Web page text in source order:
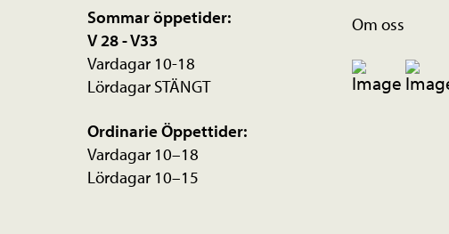
Sommar öppetider:
V 28 - V33
Vardagar 10-18
Lördagar STÄNGT
Ordinarie Öppettider:
Vardagar 10–18
Lördagar 10–15
Om oss